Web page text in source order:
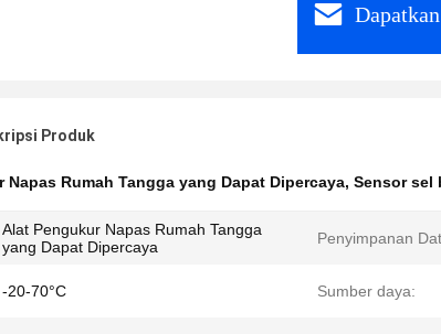
Produk
Napas Rumah Tangga yang Dapat Dipercaya, Sensor sel
Alat Pengukur Napas Rumah Tangga
yang Dapat Dipercaya
Penyimpanan
-20-70°C Sumber daya: